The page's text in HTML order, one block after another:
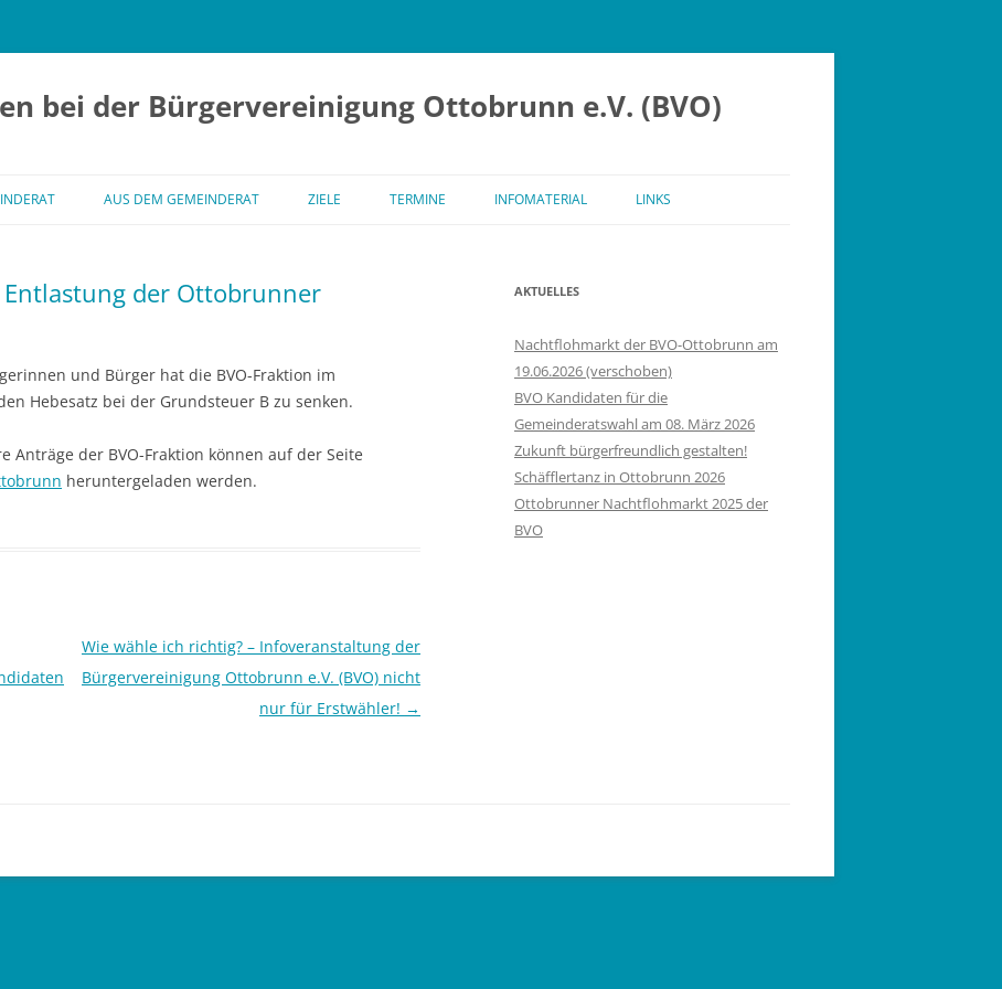
bei der Bürgervereinigung Ottobrunn e.V. (BVO)
DER BVO IM
OTTOBRUNN
AUS DEM GEMEINDERAT ZIELE TERMINE INFOMATERIAL LINKS
der Ottobrunner
und Bürger hat die BVO-Fraktion im
Hebesatz bei der Grundsteuer B zu senken.
Anträge der BVO-Fraktion können auf der Seite
heruntergeladen werden.
Wie wähle ich richtig? – Infoveranstaltung der
Bürgervereinigung Ottobrunn e.V. (BVO) nicht
nur für Erstwähler! →
AKTUELLES
Nachtflohmarkt der BVO-Ottobrunn am
19.06.2026 (verschoben)
BVO Kandidaten für die
Gemeinderatswahl am 08. März 2026
Zukunft bürgerfreundlich gestalten!
Schäfflertanz in Ottobrunn 2026
Ottobrunner Nachtflohmarkt 2025 der
BVO